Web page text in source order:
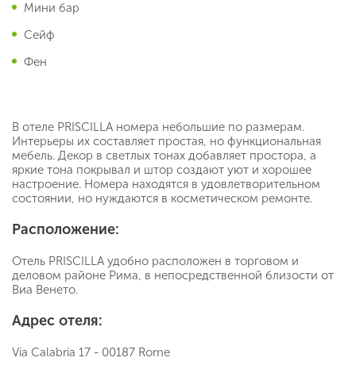
Мини бар
Сейф
Фен
В отеле PRISCILLA номера небольшие по размерам.
Интерьеры их составляет простая, но функциональная
мебель. Декор в светлых тонах добавляет простора, а
яркие тона покрывал и штор создают уют и хорошее
настроение. Номера находятся в удовлетворительном
состоянии, но нуждаются в косметическом ремонте.
Расположение:
Отель PRISCILLA удобно расположен в торговом и
деловом районе Рима, в непосредственной близости от
Виа Венето.
Адрес отеля:
Via Calabria 17 - 00187 Rome